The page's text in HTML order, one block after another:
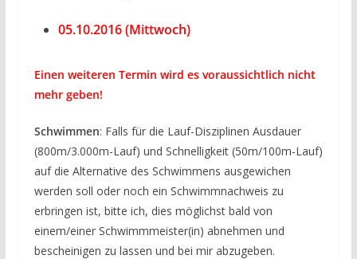
05.10.2016 (Mittwoch)
Einen weiteren Termin wird es voraussichtlich nicht
mehr geben!
Schwimmen: Falls für die Lauf-Disziplinen Ausdauer
(800m/3.000m-Lauf) und Schnelligkeit (50m/100m-Lauf)
auf die Alternative des Schwimmens ausgewichen
werden soll oder noch ein Schwimmnachweis zu
erbringen ist, bitte ich, dies möglichst bald von
einem/einer Schwimmmeister(in) abnehmen und
bescheinigen zu lassen und bei mir abzugeben.